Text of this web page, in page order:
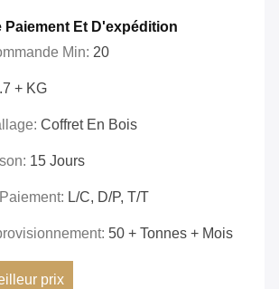
Et D'expédition
Min: 20
+ KG
Coffret En Bois
15 Jours
L/C, D/P, T/T
50 + Tonnes + Mois
prix